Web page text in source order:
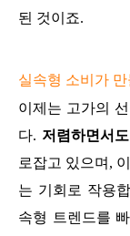
된 것이죠.
실속형 소비가
이제는 고가의
다. 저렴하면서
로잡고 있으며,
는 기회로 작용
속형 트렌드를